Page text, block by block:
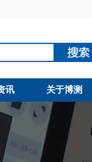
讯 关于博测